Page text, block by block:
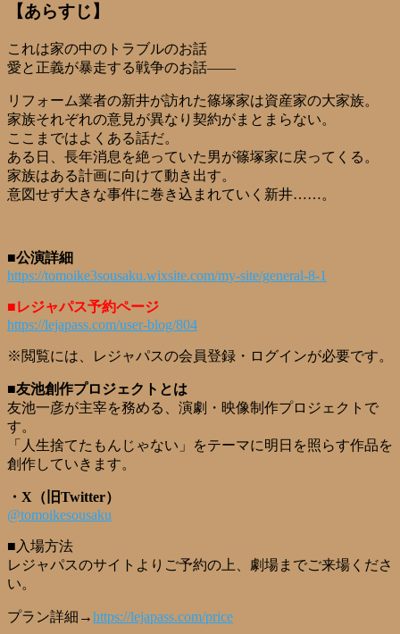
【あらすじ】
これは家の中のトラブルのお話
​愛と正義が暴走する戦争のお話――
リフォーム業者の新井が訪れた篠塚家は資産家の大家族。
家族それぞれの意見が異なり契約がまとまらない。
ここまではよくある話だ。
ある日、長年消息を絶っていた男が篠塚家に戻ってくる。
家族はある計画に向けて動き出す。
意図せず大きな事件に巻き込まれていく新井……。
■公演詳細
https://tomoike3sousaku.wixsite.com/my-site/general-8-1
■レジャパス予約ページ
https://lejapass.com/user-blog/804
※閲覧には、レジャパスの会員登録・ログインが必要です。
■友池創作プロジェクトとは
​友池一彦が主宰を務める、演劇・映像制作プロジェクトで
す。
「人生捨てたもんじゃない」をテーマに明日を照らす作品を
創作していきます。
・X（旧Twitter）
@tomoikesousaku
■入場方法
レジャパスのサイトよりご予約の上、劇場までご来場くださ
い。
プラン詳細→https://lejapass.com/price